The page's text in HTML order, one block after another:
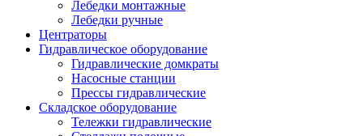
Лебедки монтажные
Лебедки ручные
Центраторы
Гидравлическое оборудование
Гидравлические домкраты
Насосные станции
Прессы гидравлические
Складское оборудование
Тележки гидравлические